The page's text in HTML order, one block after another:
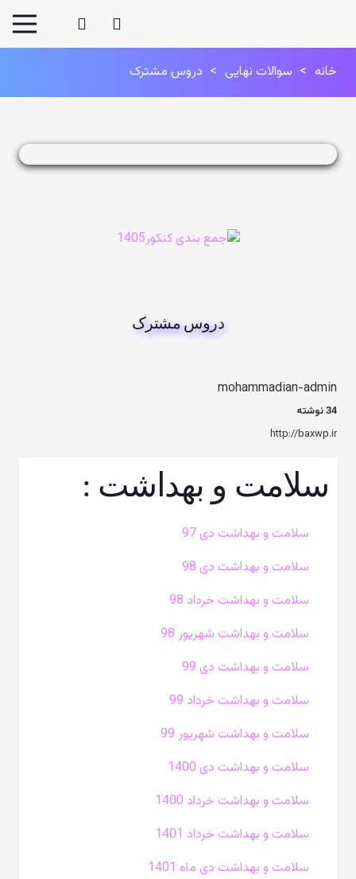
خانه > سوالات نهایی > دروس مشترک
دروس مشترک
mohammadian-admin
34 نوشته
http://baxwp.ir
سلامت و بهداشت :
سلامت و بهداشت دی 97
سلامت و بهداشت دی 98
سلامت و بهداشت خرداد 98
سلامت و بهداشت شهریور 98
سلامت و بهداشت دی 99
سلامت و بهداشت خرداد 99
سلامت و بهداشت شهریور 99
سلامت و بهداشت دی 1400
سلامت و بهداشت خرداد 1400
سلامت و بهداشت خرداد 1401
سلامت و بهداشت دی ماه 1401